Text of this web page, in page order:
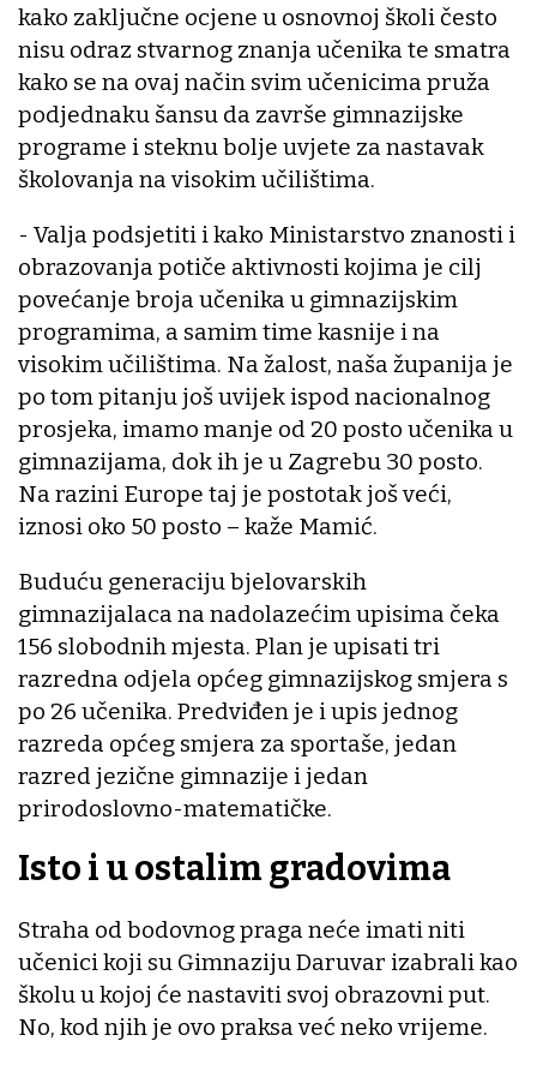
kako zaključne ocjene u osnovnoj školi često
nisu odraz stvarnog znanja učenika te smatra
kako se na ovaj način svim učenicima pruža
podjednaku šansu da završe gimnazijske
programe i steknu bolje uvjete za nastavak
školovanja na visokim učilištima.
- Valja podsjetiti i kako Ministarstvo znanosti i
obrazovanja potiče aktivnosti kojima je cilj
povećanje broja učenika u gimnazijskim
programima, a samim time kasnije i na
visokim učilištima. Na žalost, naša županija je
po tom pitanju još uvijek ispod nacionalnog
prosjeka, imamo manje od 20 posto učenika u
gimnazijama, dok ih je u Zagrebu 30 posto.
Na razini Europe taj je postotak još veći,
iznosi oko 50 posto – kaže Mamić.
Buduću generaciju bjelovarskih
gimnazijalaca na nadolazećim upisima čeka
156 slobodnih mjesta. Plan je upisati tri
razredna odjela općeg gimnazijskog smjera s
po 26 učenika. Predviđen je i upis jednog
razreda općeg smjera za sportaše, jedan
razred jezične gimnazije i jedan
prirodoslovno-matematičke.
Isto i u ostalim gradovima
Straha od bodovnog praga neće imati niti
učenici koji su Gimnaziju Daruvar izabrali kao
školu u kojoj će nastaviti svoj obrazovni put.
No, kod njih je ovo praksa već neko vrijeme.